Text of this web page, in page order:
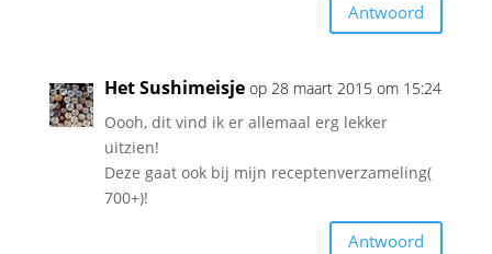
Antwoord
Het Sushimeisje op 28 maart 2015 om 15:24
Oooh, dit vind ik er allemaal erg lekker
uitzien!
Deze gaat ook bij mijn receptenverzameling(
700+)!
Antwoord